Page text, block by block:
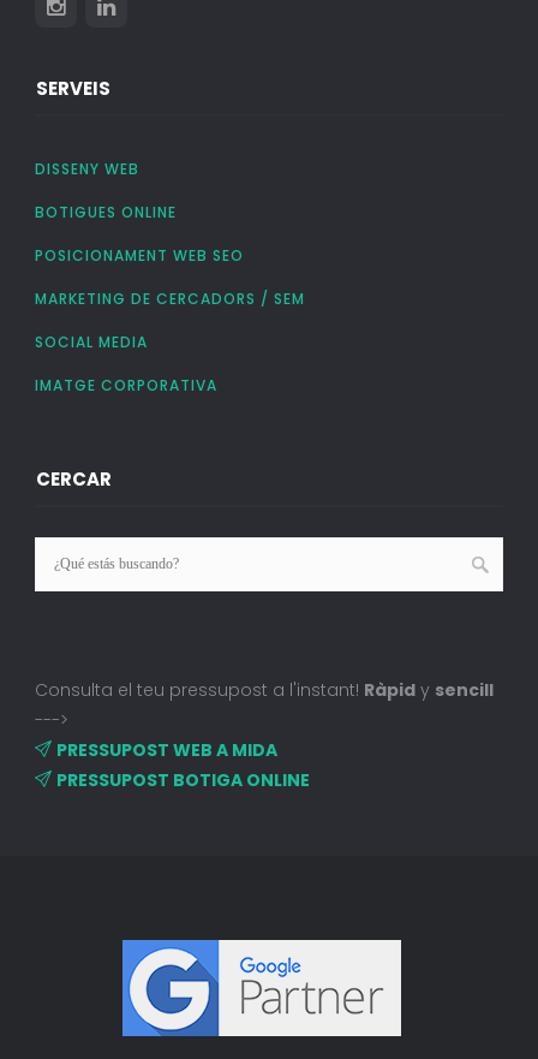
SERVEIS
DISSENY WEB
BOTIGUES ONLINE
POSICIONAMENT WEB SEO
MARKETING DE CERCADORS / SEM
SOCIAL MEDIA
IMATGE CORPORATIVA
CERCAR
Consulta el teu pressupost a l'instant! Ràpidy sencill
--->
PRESSUPOST WEB A MIDA
PRESSUPOST BOTIGA ONLINE